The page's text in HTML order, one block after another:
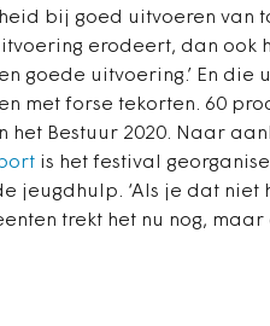
bij goed uitvoeren van
erodeert, dan ook
goede uitvoering.’ En die
met forse tekorten. 60
Bestuur 2020. Naar
is het festival
jeugdhulp. ‘Als je dat niet
trekt het nu nog,